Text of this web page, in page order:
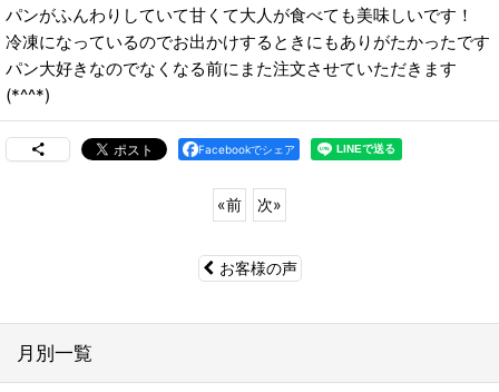
パンがふんわりしていて甘くて大人が食べても美味しいです！
冷凍になっているのでお出かけするときにもありがたかったです
パン大好きなのでなくなる前にまた注文させていただきます
(*^^*)
Facebookでシェア
«前 次»
お客様の声
月別一覧